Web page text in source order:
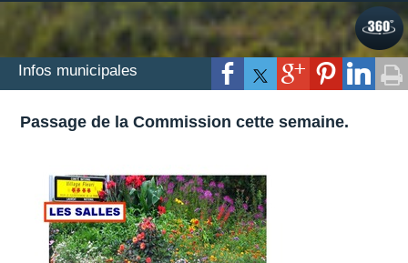
Infos municipales
Passage de la Commission cette semaine.